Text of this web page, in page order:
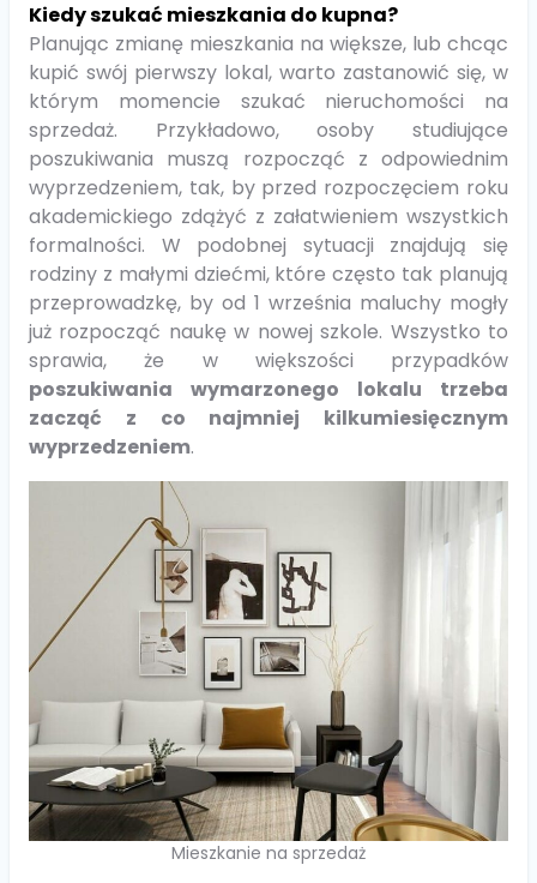
Kiedy szukać mieszkania do kupna?
Planując zmianę mieszkania na większe, lub chcąc
kupić swój pierwszy lokal, warto zastanowić się, w
którym momencie szukać nieruchomości na
sprzedaż. Przykładowo, osoby studiujące
poszukiwania muszą rozpocząć z odpowiednim
wyprzedzeniem, tak, by przed rozpoczęciem roku
akademickiego zdążyć z załatwieniem wszystkich
formalności. W podobnej sytuacji znajdują się
rodziny z małymi dziećmi, które często tak planują
przeprowadzkę, by od 1 września maluchy mogły
już rozpocząć naukę w nowej szkole. Wszystko to
sprawia, że w większości przypadków
poszukiwania wymarzonego lokalu trzeba
zacząć z co najmniej kilkumiesięcznym
wyprzedzeniem.
Mieszkanie na sprzedaż